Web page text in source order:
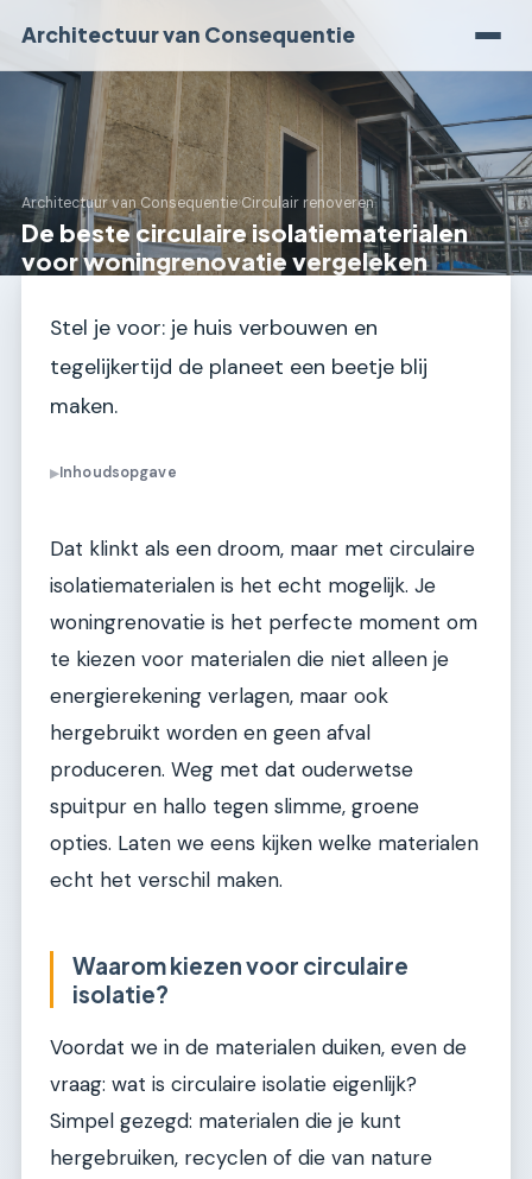
Architectuur van Consequentie
Architectuur van Consequentie›Circulair renoveren
De beste circulaire isolatiematerialen
voor woningrenovatie vergeleken
Stel je voor: je huis verbouwen en
tegelijkertijd de planeet een beetje blij
maken.
▶Inhoudsopgave
Dat klinkt als een droom, maar met circulaire
isolatiematerialen is het echt mogelijk. Je
woningrenovatie is het perfecte moment om
te kiezen voor materialen die niet alleen je
energierekening verlagen, maar ook
hergebruikt worden en geen afval
produceren. Weg met dat ouderwetse
spuitpur en hallo tegen slimme, groene
opties. Laten we eens kijken welke materialen
echt het verschil maken.
Waarom kiezen voor circulaire
isolatie?
Voordat we in de materialen duiken, even de
vraag: wat is circulaire isolatie eigenlijk?
Simpel gezegd: materialen die je kunt
hergebruiken, recyclen of die van nature